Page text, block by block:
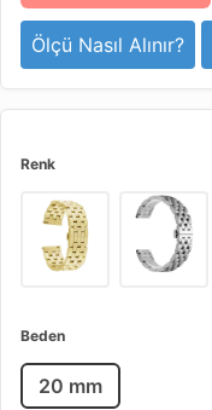
Ölçü Nasıl Alınır?
Renk
Beden
20 mm